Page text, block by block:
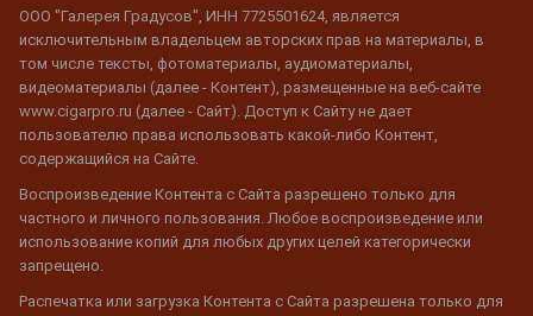
ООО "Галерея Градусов", ИНН 7725501624, является
исключительным владельцем авторских прав на материалы, в
том числе тексты, фотоматериалы, аудиоматериалы,
видеоматериалы (далее - Контент), размещенные на веб-сайте
www.cigarpro.ru (далее - Сайт). Доступ к Сайту не дает
пользователю права использовать какой-либо Контент,
содержащийся на Сайте.
Воспроизведение Контента с Сайта разрешено только для
частного и личного пользования. Любое воспроизведение или
использование копий для любых других целей категорически
запрещено.
Распечатка или загрузка Контента с Сайта разрешена только для